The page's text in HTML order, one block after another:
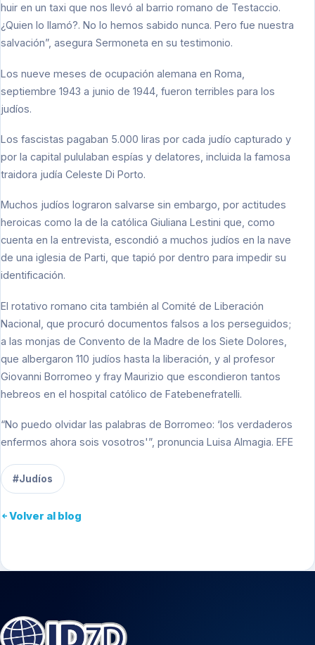
huir en un taxi que nos llevó al barrio romano de Testaccio.
¿Quien lo llamó?. No lo hemos sabido nunca. Pero fue nuestra
salvación”, asegura Sermoneta en su testimonio.
Los nueve meses de ocupación alemana en Roma,
septiembre 1943 a junio de 1944, fueron terribles para los
judíos.
Los fascistas pagaban 5.000 liras por cada judío capturado y
por la capital pululaban espías y delatores, incluida la famosa
traidora judía Celeste Di Porto.
Muchos judíos lograron salvarse sin embargo, por actitudes
heroicas como la de la católica Giuliana Lestini que, como
cuenta en la entrevista, escondió a muchos judíos en la nave
de una iglesia de Parti, que tapió por dentro para impedir su
identificación.
El rotativo romano cita también al Comité de Liberación
Nacional, que procuró documentos falsos a los perseguidos;
a las monjas de Convento de la Madre de los Siete Dolores,
que albergaron 110 judíos hasta la liberación, y al profesor
Giovanni Borromeo y fray Maurizio que escondieron tantos
hebreos en el hospital católico de Fatebenefratelli.
“No puedo olvidar las palabras de Borromeo: ‘los verdaderos
enfermos ahora sois vosotros'”, pronuncia Luisa Almagia. EFE
#Judíos
Volver al blog